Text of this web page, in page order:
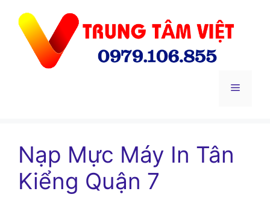
Menu
Nạp Mực Máy In Tân
Kiểng Quận 7